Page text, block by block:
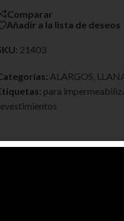
Comparar
Añadir a la lista de deseos
21403
ALARGOS
para